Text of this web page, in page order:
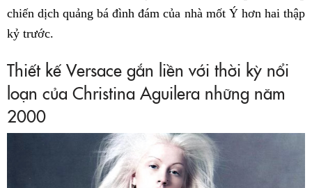
chiến dịch quảng bá đình đám của nhà mốt Ý hơn hai thập
kỷ trước.
Thiết kế Versace gắn liền với thời kỳ nổi
loạn của Christina Aguilera những năm
2000